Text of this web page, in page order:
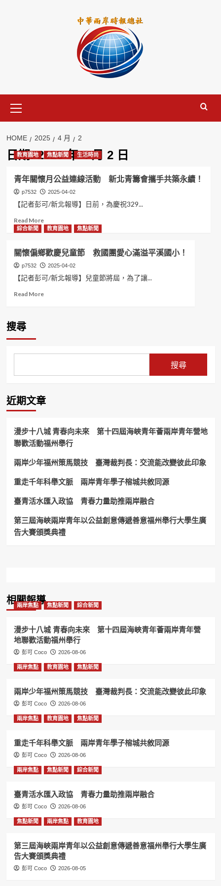
Menu
HOME 2025 4 月 2
日期:2025 年 4 月 2 日
教育園地 焦點新聞 生活時尚
青年關懷月公益連線活動 新北青籌會攜手共築永續！
p7532 2025-04-02
【記者彭可/新北報導】日前，為慶祝329...
Read MoreRead
more
青
年
關
懷
公
攜
築
永
續！
綜合新聞 教育園地 焦點新聞
關懷偏鄉歡慶兒童節 救國團愛心滿溢平溪國小！
p7532 2025-04-02
【記者彭可/新北報導】兒童節將屆，為了讓...
Read MoreRead
兒
節
救
愛
心
溢
溪
小！
搜尋
搜尋
近期文章
漫步十八城 青春向未來 第十四屆海峽青年薈兩岸青年營地
聯歡活動福州舉行
兩岸少年福州策馬競技 臺灣裁判長：交流能改變彼此印象
重走千年科舉文脈 兩岸青年學子榕城共敘同源
臺青活水匯入政協 青春力量助推兩岸融合
第三屆海峽兩岸青年以公益創意傳遞善意福州舉行大學生廣
告大賽頒獎典禮
相關報導
兩岸焦點 焦點新聞 綜合新聞
漫步十八城 青春向未來 第十四屆海峽青年薈兩岸青年營
地聯歡活動福州舉行
彭可 Coco 2026-08-06
兩岸焦點 教育園地 焦點新聞
兩岸少年福州策馬競技 臺灣裁判長：交流能改變彼此印象
彭可 Coco 2026-08-06
兩岸焦點 教育園地 焦點新聞
重走千年科舉文脈 兩岸青年學子榕城共敘同源
彭可 Coco 2026-08-06
兩岸焦點 焦點新聞 綜合新聞
臺青活水匯入政協 青春力量助推兩岸融合
彭可 Coco 2026-08-06
焦點新聞 兩岸焦點 教育園地
第三屆海峽兩岸青年以公益創意傳遞善意福州舉行大學生廣
告大賽頒獎典禮
彭可 Coco 2026-08-05